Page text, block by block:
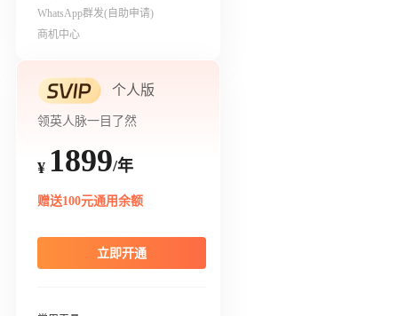
WhatsApp群发(自助申请)
商机中心
个人版
领英人脉一目了然
¥ 1899/年
赠送100元通用余额
立即开通